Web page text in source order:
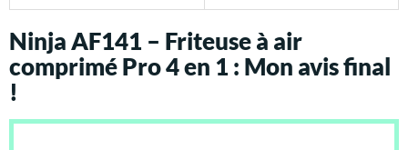
Ninja AF141 – Friteuse à air
comprimé Pro 4 en 1 : Mon avis final
!